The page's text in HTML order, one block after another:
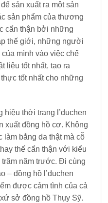
sản xuất ra một sản
sản phẩm của thương
cẩn thận bởi những
thế giới, những người
mình vào việc chế
liệu tốt nhất, tạo ra
tốt nhất cho những
hiệu thời trang l’duchen
xuất đồng hồ cơ. Không
làm bằng da thật mà cỗ
thế cẩn thận với kiểu
năm trước. Đi cùng
– đồng hồ l’duchen
được cảm tình của cả
sở đồng hồ Thụy Sỹ.